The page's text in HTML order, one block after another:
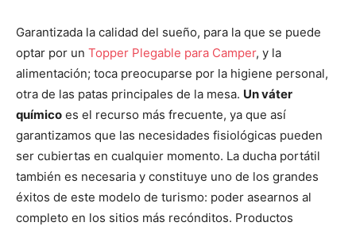
Garantizada la calidad del sueño, para la que se puede
optar por un Topper Plegable para Camper, y la
alimentación; toca preocuparse por la higiene personal,
otra de las patas principales de la mesa. Un váter
químico es el recurso más frecuente, ya que así
garantizamos que las necesidades fisiológicas pueden
ser cubiertas en cualquier momento. La ducha portátil
también es necesaria y constituye uno de los grandes
éxitos de este modelo de turismo: poder asearnos al
completo en los sitios más recónditos. Productos